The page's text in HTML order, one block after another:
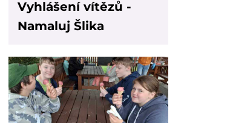
Vyhlášení vítězů -
Namaluj Šlika